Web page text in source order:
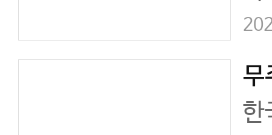
미
한